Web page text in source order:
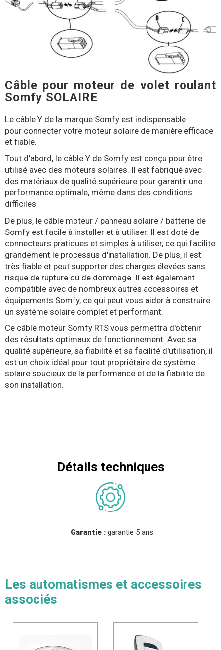
Câble pour moteur de volet roulant
Somfy SOLAIRE
Le câble Y de la marque Somfy est indispensable
pour connecter votre moteur solaire de manière efficace
et fiable.
Tout d'abord, le câble Y de Somfy est conçu pour être
utilisé avec des moteurs solaires. Il est fabriqué avec
des matériaux de qualité supérieure pour garantir une
performance optimale, même dans des conditions
difficiles.
De plus, le câble moteur / panneau solaire / batterie de
Somfy est facile à installer et à utiliser. Il est doté de
connecteurs pratiques et simples à utiliser, ce qui facilite
grandement le processus d'installation. De plus, il est
très fiable et peut supporter des charges élevées sans
risque de rupture ou de dommage. Il est également
compatible avec de nombreux autres accessoires et
équipements Somfy, ce qui peut vous aider à construire
un système solaire complet et performant.
Ce câble moteur Somfy RTS vous permettra d'obtenir
des résultats optimaux de fonctionnement. Avec sa
qualité supérieure, sa fiabilité et sa facilité d'utilisation, il
est un choix idéal pour tout propriétaire de système
solaire soucieux de la performance et de la fiabilité de
son installation.
Détails techniques
Garantie :garantie 5 ans
Les automatismes et accessoires
associés